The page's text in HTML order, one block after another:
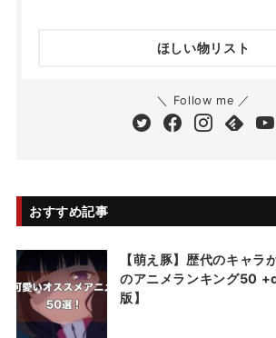
ほしい物リスト
＼ Follow me ／
おすすめ記事
【萌え豚】歴代のキャラ
のアニメランキング50
版】